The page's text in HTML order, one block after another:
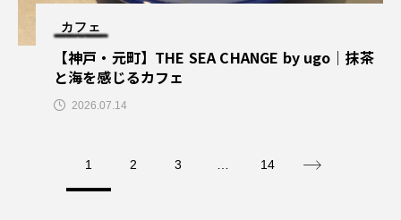
カフェ
【神戸・元町】THE SEA CHANGE by ugo｜抹茶
と海を感じるカフェ
2026.07.14
1 2 3 14